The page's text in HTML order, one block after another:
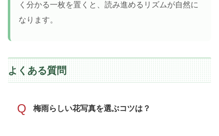
く分かる一枚を置くと、読み進めるリズムが自然に
なります。
よくある質問
Q 梅雨らしい花写真を選ぶコツは？